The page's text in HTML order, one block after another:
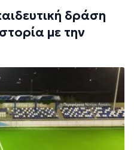
δράση
με την